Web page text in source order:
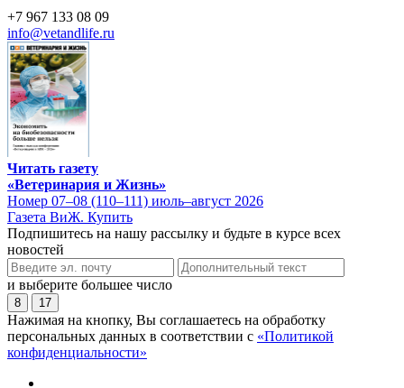
+7 967 133 08 09
info@vetandlife.ru
Читать газету
«Ветеринария и Жизнь»
Номер 07–08 (110–111) июль–август 2026
Газета ВиЖ. Купить
Подпишитесь на нашу рассылку и будьте в курсе всех
новостей
и выберите большее число
8 17
Нажимая на кнопку, Вы соглашаетесь на обработку
персональных данных в соответствии с «Политикой
конфиденциальности»